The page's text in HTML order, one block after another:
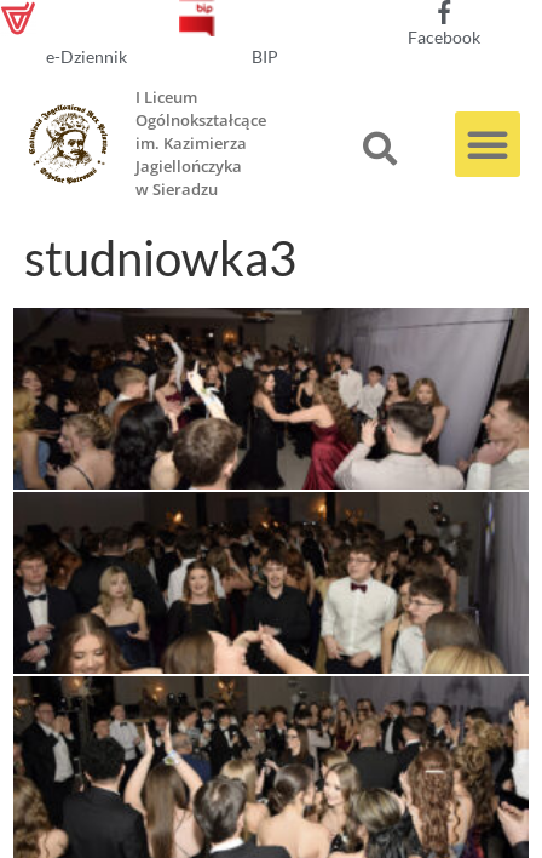
e-Dziennik BIP
Facebook
I Liceum
Ogólnokształcące
im. Kazimierza
Jagiellończyka
w Sieradzu
studniowka3